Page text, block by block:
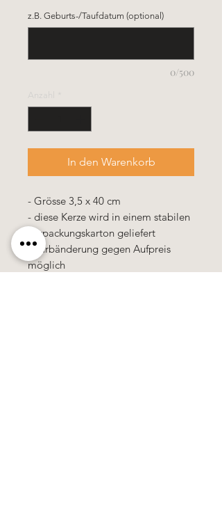
z.B. Geburts-/Taufdatum (optional)
0/500
Anzahl
In den Warenkorb
- Grösse 3,5 x 40 cm
- diese Kerze wird in einem stabilen
Verpackungskarton geliefert
- Farbänderung gegen Aufpreis
möglich